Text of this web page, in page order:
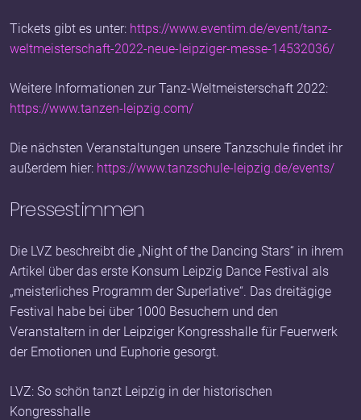
Tickets gibt es unter: https://www.eventim.de/event/tanz-
weltmeisterschaft-2022-neue-leipziger-messe-14532036/
Weitere Informationen zur Tanz-Weltmeisterschaft 2022:
https://www.tanzen-leipzig.com/
Die nächsten Veranstaltungen unsere Tanzschule findet ihr
außerdem hier: https://www.tanzschule-leipzig.de/events/
Pressestimmen
Die LVZ beschreibt die „Night of the Dancing Stars“ in ihrem
Artikel über das erste Konsum Leipzig Dance Festival als
„meisterliches Programm der Superlative“. Das dreitägige
Festival habe bei über 1000 Besuchern und den
Veranstaltern in der Leipziger Kongresshalle für Feuerwerk
der Emotionen und Euphorie gesorgt.
LVZ: So schön tanzt Leipzig in der historischen
Kongresshalle